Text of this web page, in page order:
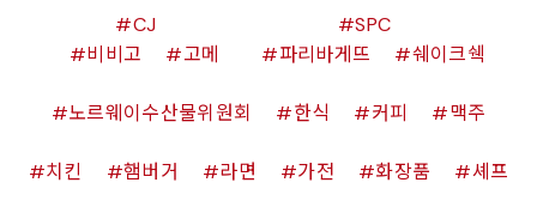
CJ
비비고
고메
SPC
파리바게뜨
쉐이크쉑
노르웨이수산물위원회 한식 커피 맥주
치킨 햄버거 라면 가전 화장품 셰프